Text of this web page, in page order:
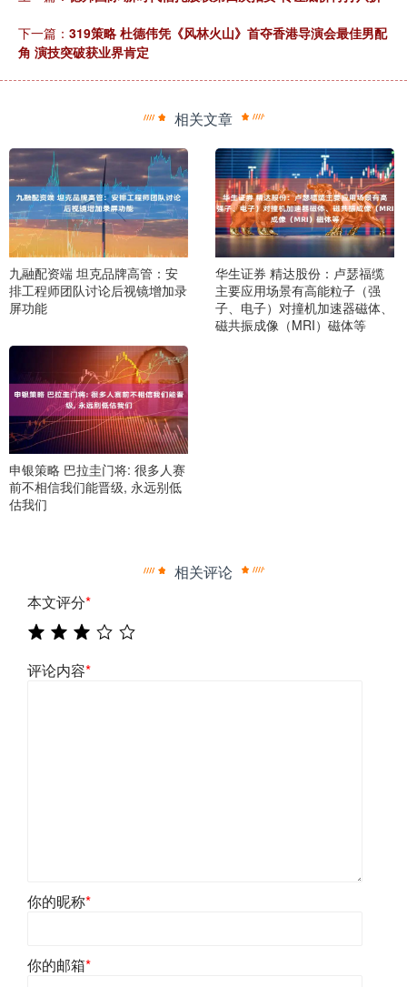
下一篇： 319策略 杜德伟凭《风林火山》首夺香港导演会最佳男配
角 演技突破获业界肯定
相关文章
九融配资端 坦克品牌高管：安
排工程师团队讨论后视镜增加录
屏功能
华生证券 精达股份：卢瑟福缆
主要应用场景有高能粒子（强
子、电子）对撞机加速器磁体、
磁共振成像（MRI）磁体等
申银策略 巴拉圭门将: 很多人赛
前不相信我们能晋级, 永远别低
估我们
相关评论
本文评分*
评论内容*
你的昵称*
你的邮箱*